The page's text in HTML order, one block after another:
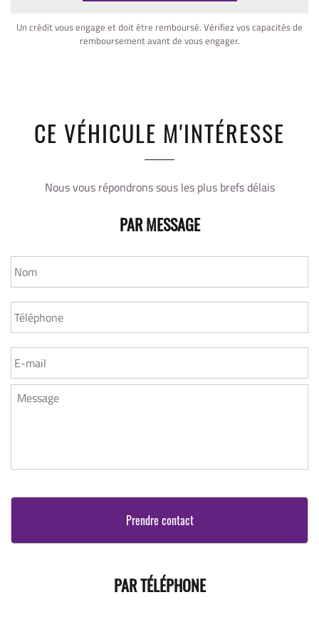
Un crédit vous engage et doit être remboursé. Vérifiez vos capacités de
remboursement avant de vous engager.
CE VÉHICULE M'INTÉRESSE
Nous vous répondrons sous les plus brefs délais
PAR MESSAGE
NOM *
TÉLÉPHONE *
MESSAGE *
PAR TÉLÉPHONE